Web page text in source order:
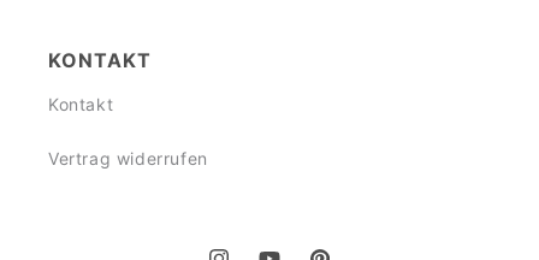
KONTAKT
Kontakt
Vertrag widerrufen